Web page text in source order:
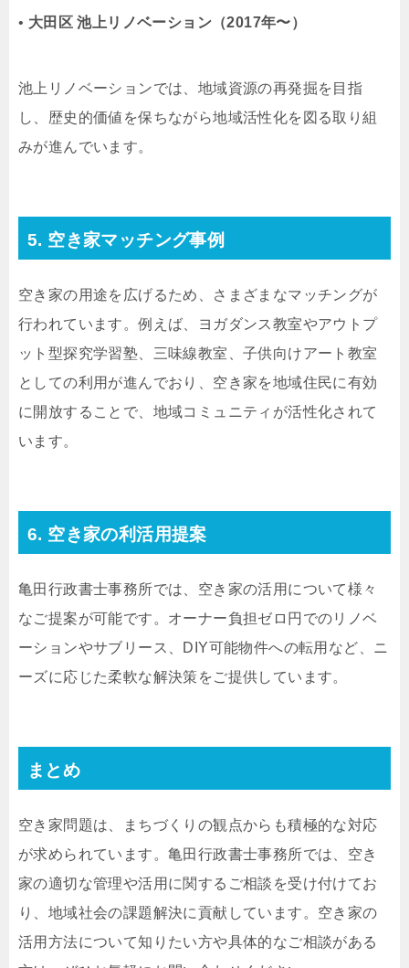
• 大田区 池上リノベーション（2017年〜）
池上リノベーションでは、地域資源の再発掘を目指
し、歴史的価値を保ちながら地域活性化を図る取り組
みが進んでいます。
5. 空き家マッチング事例
空き家の用途を広げるため、さまざまなマッチングが
行われています。例えば、ヨガダンス教室やアウトプ
ット型探究学習塾、三味線教室、子供向けアート教室
としての利用が進んでおり、空き家を地域住民に有効
に開放することで、地域コミュニティが活性化されて
います。
6. 空き家の利活用提案
亀田行政書士事務所では、空き家の活用について様々
なご提案が可能です。オーナー負担ゼロ円でのリノベ
ーションやサブリース、DIY可能物件への転用など、ニ
ーズに応じた柔軟な解決策をご提供しています。
まとめ
空き家問題は、まちづくりの観点からも積極的な対応
が求められています。亀田行政書士事務所では、空き
家の適切な管理や活用に関するご相談を受け付けてお
り、地域社会の課題解決に貢献しています。空き家の
活用方法について知りたい方や具体的なご相談がある